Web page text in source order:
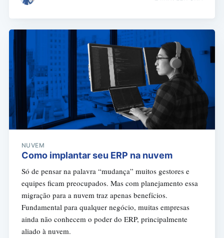
NUVEM
Como implantar seu ERP na nuvem
Só de pensar na palavra “mudança” muitos gestores e
equipes ficam preocupados. Mas com planejamento essa
migração para a nuvem traz apenas benefícios.
Fundamental para qualquer negócio, muitas empresas
ainda não conhecem o poder do ERP, principalmente
aliado à nuvem.